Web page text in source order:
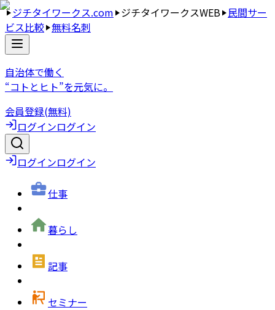
ジチタイワークス.com ジチタイワークスWEB 民間サー
ビス比較 無料名刺
自治体で働く
“コトとヒト”を元気に。
会員登録(無料)
ログインログイン
ログインログイン
仕事
暮らし
記事
セミナー